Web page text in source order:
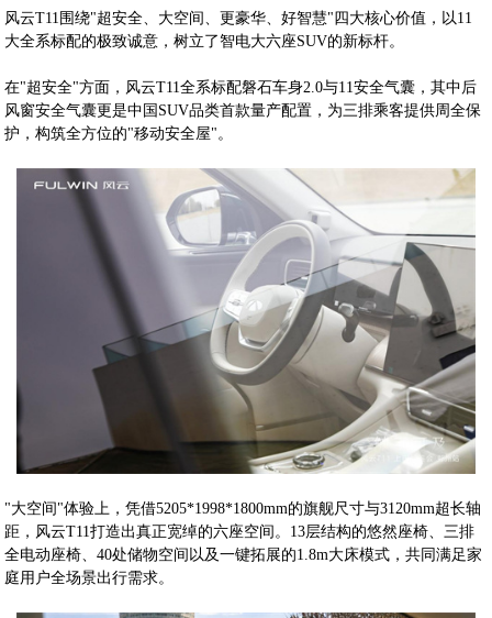
风云T11围绕"超安全、大空间、更豪华、好智慧"四大核心价值，以11
大全系标配的极致诚意，树立了智电大六座SUV的新标杆。
在"超安全"方面，风云T11全系标配磐石车身2.0与11安全气囊，其中后
风窗安全气囊更是中国SUV品类首款量产配置，为三排乘客提供周全保
护，构筑全方位的"移动安全屋"。
"大空间"体验上，凭借5205*1998*1800mm的旗舰尺寸与3120mm超长轴
距，风云T11打造出真正宽绰的六座空间。13层结构的悠然座椅、三排
全电动座椅、40处储物空间以及一键拓展的1.8m大床模式，共同满足家
庭用户全场景出行需求。